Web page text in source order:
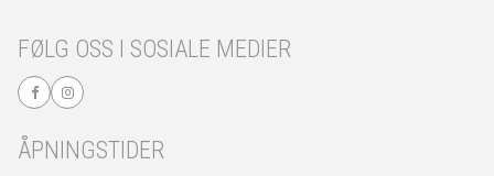
FØLG OSS I SOSIALE MEDIER
ÅPNINGSTIDER